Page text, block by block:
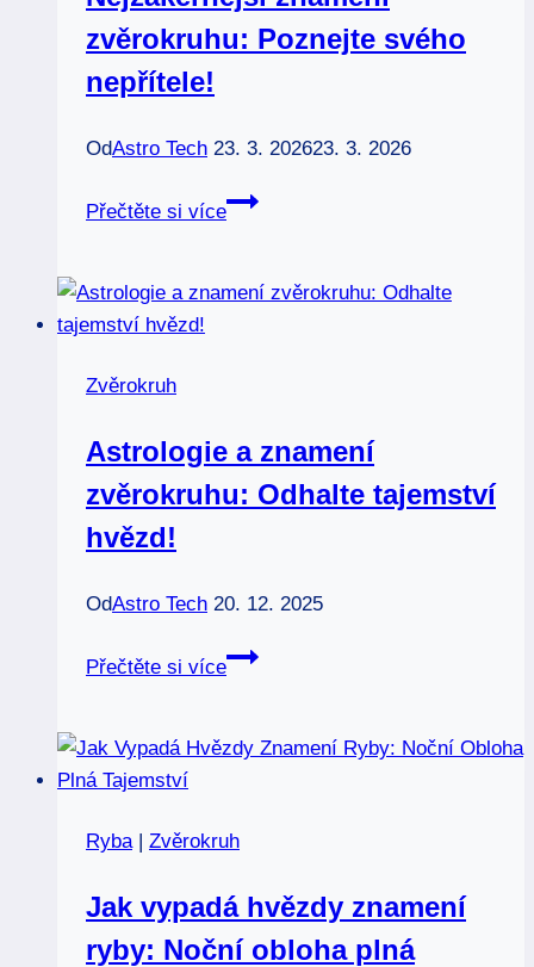
měsíc?
zvěrokruhu: Poznejte svého
nepřítele!
OdAstro Tech 23. 3. 202623. 3. 2026
Přečtěte si více
Nejzákeřnější
Poznejte
Zvěrokruh
Astrologie a znamení
zvěrokruhu: Odhalte tajemství
hvězd!
OdAstro Tech 20. 12. 2025
Přečtěte si více
Astrologie
zvěrokruhu:
hvězd!
Ryba | Zvěrokruh
Jak vypadá hvězdy znamení
ryby: Noční obloha plná